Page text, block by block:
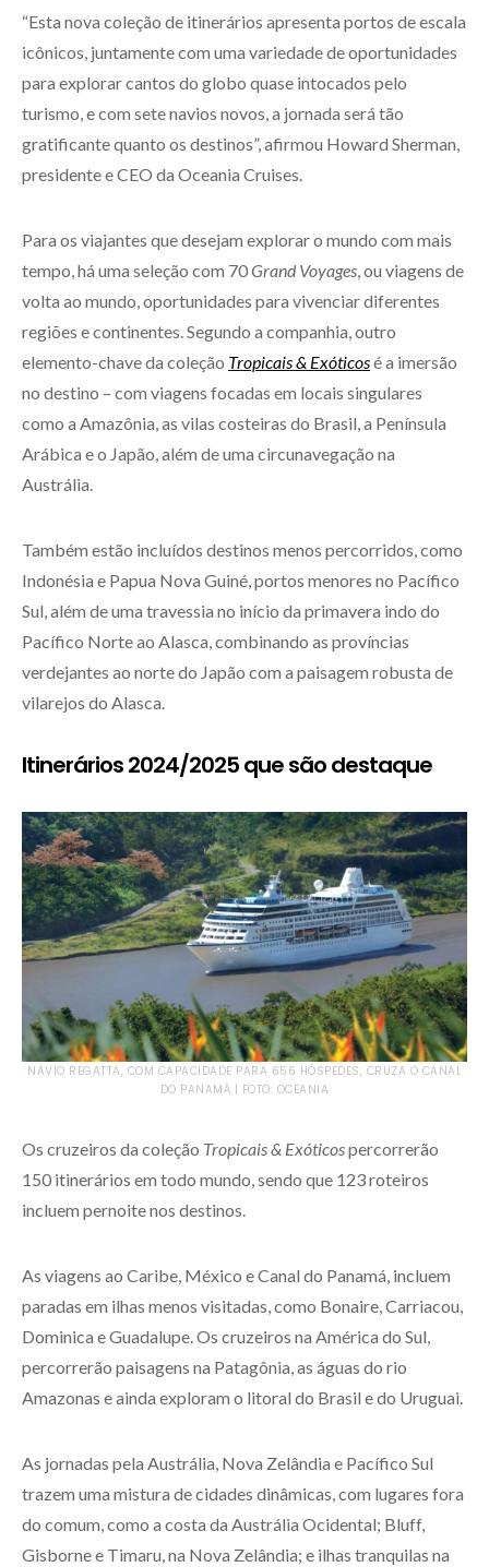
“Esta nova coleção de itinerários apresenta portos de escala
icônicos, juntamente com uma variedade de oportunidades
para explorar cantos do globo quase intocados pelo
turismo, e com sete navios novos, a jornada será tão
gratificante quanto os destinos”, afirmou Howard Sherman,
presidente e CEO da Oceania Cruises.
Para os viajantes que desejam explorar o mundo com mais
tempo, há uma seleção com 70Grand Voyages , ou viagens de
volta ao mundo, oportunidades para vivenciar diferentes
regiões e continentes. Segundo a companhia, outro
elemento-chave da coleção Tropicais & Exóticosé a imersão
no destino – com viagens focadas em locais singulares
como a Amazônia, as vilas costeiras do Brasil, a Península
Arábica e o Japão, além de uma circunavegação na
Austrália.
Também estão incluídos destinos menos percorridos, como
Indonésia e Papua Nova Guiné, portos menores no Pacífico
Sul, além de uma travessia no início da primavera indo do
Pacífico Norte ao Alasca, combinando as províncias
verdejantes ao norte do Japão com a paisagem robusta de
vilarejos do Alasca.
Itinerários 2024/2025 que são destaque
NAVIO REGATTA, COM CAPACIDADE PARA 656 HÓSPEDES, CRUZA O CANAL
DO PANAMÁ | FOTO: OCEANIA
Os cruzeiros da coleção Tropicais & Exóticospercorrerão
150 itinerários em todo mundo, sendo que 123 roteiros
incluem pernoite nos destinos.
As viagens ao Caribe, México e Canal do Panamá, incluem
paradas em ilhas menos visitadas, como Bonaire, Carriacou,
Dominica e Guadalupe. Os cruzeiros na América do Sul,
percorrerão paisagens na Patagônia, as águas do rio
Amazonas e ainda exploram o litoral do Brasil e do Uruguai.
As jornadas pela Austrália, Nova Zelândia e Pacífico Sul
trazem uma mistura de cidades dinâmicas, com lugares fora
do comum, como a costa da Austrália Ocidental; Bluff,
Gisborne e Timaru, na Nova Zelândia; e ilhas tranquilas na